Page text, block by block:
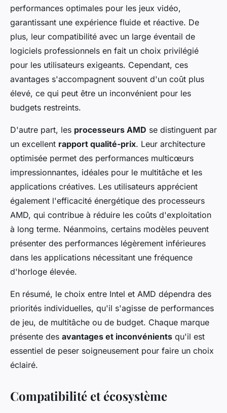
performances optimales pour les jeux vidéo,
garantissant une expérience fluide et réactive. De
plus, leur compatibilité avec un large éventail de
logiciels professionnels en fait un choix privilégié
pour les utilisateurs exigeants. Cependant, ces
avantages s'accompagnent souvent d'un coût plus
élevé, ce qui peut être un inconvénient pour les
budgets restreints.
D'autre part, les processeurs AMD se distinguent par
un excellent rapport qualité-prix. Leur architecture
optimisée permet des performances multicœurs
impressionnantes, idéales pour le multitâche et les
applications créatives. Les utilisateurs apprécient
également l'efficacité énergétique des processeurs
AMD, qui contribue à réduire les coûts d'exploitation
à long terme. Néanmoins, certains modèles peuvent
présenter des performances légèrement inférieures
dans les applications nécessitant une fréquence
d'horloge élevée.
En résumé, le choix entre Intel et AMD dépendra des
priorités individuelles, qu'il s'agisse de performances
de jeu, de multitâche ou de budget. Chaque marque
présente des avantages et inconvénients qu'il est
essentiel de peser soigneusement pour faire un choix
éclairé.
Compatibilité et écosystème